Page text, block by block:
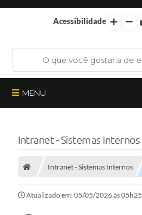
Acessibilidade
MENU
Órgãos Colegiados
Certificações
Investimentos
Intranet - Sistemas Internos
Intranet - Sistemas Internos
Atualizado em: 05/05/2026 às 05h25